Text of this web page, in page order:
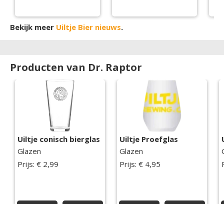
Bekijk meer Uiltje Bier nieuws.
Producten van Dr. Raptor
Uiltje conisch bierglas
Glazen
Prijs: € 2,99
Uiltje Proefglas
Glazen
Prijs: € 4,95